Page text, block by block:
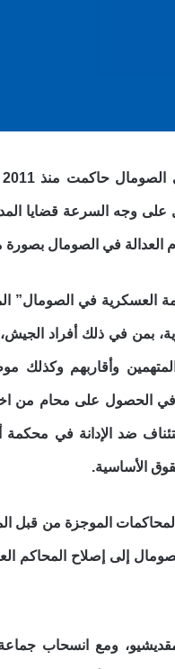
على وجه السرعة قضايا
في الصومال بصورة
بمن في ذلك أفراد
العاديون. قابلت هيومن رايتس ووتش
الحصول على محام من
الأساسية.
الموجزة من قبل
إلى إصلاح المحاكم
مقديشيو، ومع